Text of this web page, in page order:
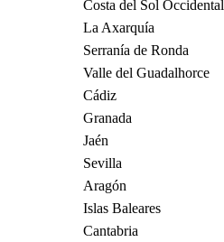
Costa del Sol Occidental
La Axarquía
Serranía de Ronda
Valle del Guadalhorce
Cádiz
Granada
Jaén
Sevilla
Aragón
Islas Baleares
Cantabria